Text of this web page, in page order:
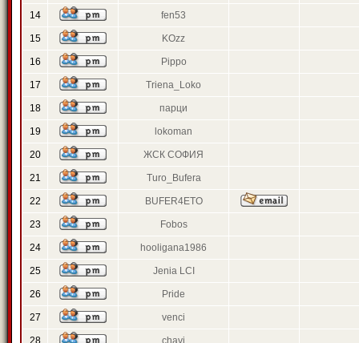
14 fen53
15 KOzz
16 Pippo
17 Triena_Loko
18 парци
19 lokoman
20 ЖСК СОФИЯ
21 Turo_Bufera
22 BUFER4ETO
23 Fobos
24 hooligana1986
25 Jenia LCI
26 Pride
27 venci
28 chavi